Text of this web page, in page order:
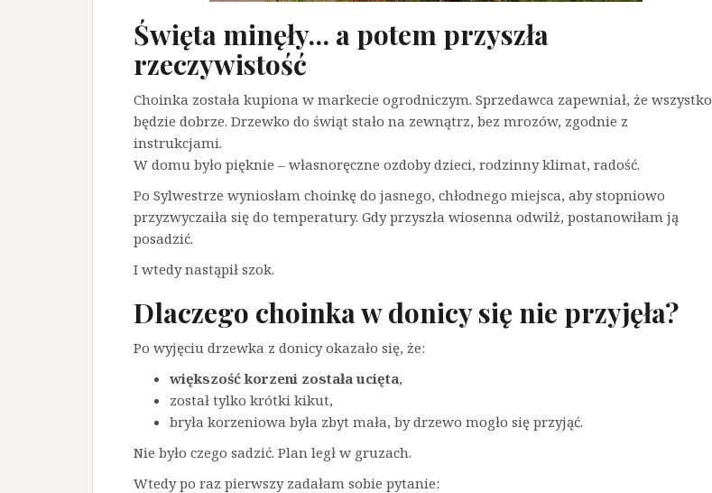
Święta minęły… a potem przyszła
rzeczywistość
Choinka została kupiona w markecie ogrodniczym. Sprzedawca zapewniał, że wszystko
będzie dobrze. Drzewko do świąt stało na zewnątrz, bez mrozów, zgodnie z
instrukcjami.
W domu było pięknie – własnoręczne ozdoby dzieci, rodzinny klimat, radość.
Po Sylwestrze wyniosłam choinkę do jasnego, chłodnego miejsca, aby stopniowo
przyzwyczaiła się do temperatury. Gdy przyszła wiosenna odwilż, postanowiłam ją
posadzić.
I wtedy nastąpił szok.
Dlaczego choinka w donicy się nie przyjęła?
Po wyjęciu drzewka z donicy okazało się, że:
większość korzeni została ucięta,
został tylko krótki kikut,
bryła korzeniowa była zbyt mała, by drzewo mogło się przyjąć.
Nie było czego sadzić. Plan legł w gruzach.
Wtedy po raz pierwszy zadałam sobie pytanie: